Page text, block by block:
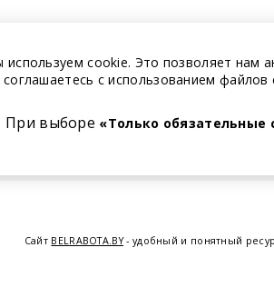
Сайт BELRABOTA.BY- удобный и понятный
cookie. Это позволяет нам
с использованием
При выборе «Только обязательные